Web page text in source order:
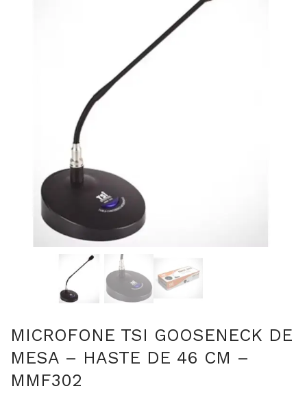
MICROFONE TSI GOOSENECK DE
MESA – HASTE DE 46 CM –
MMF302